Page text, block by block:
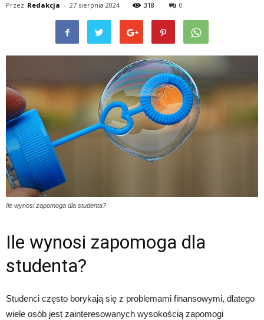
Przez Redakcja - 27 sierpnia 2024 318 0
Ile wynosi zapomoga dla studenta?
Ile wynosi zapomoga dla
studenta?
Studenci często borykają się z problemami finansowymi, dlatego
wiele osób jest zainteresowanych wysokością zapomogi